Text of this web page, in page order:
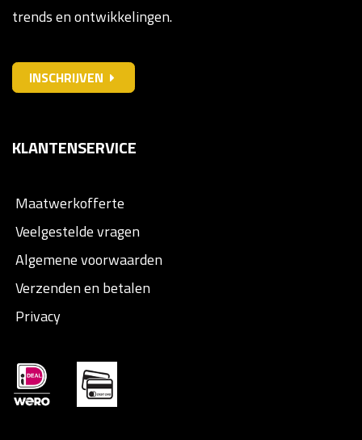
trends en ontwikkelingen.
INSCHRIJVEN
KLANTENSERVICE
Maatwerkofferte
Veelgestelde vragen
Algemene voorwaarden
Verzenden en betalen
Privacy